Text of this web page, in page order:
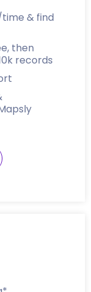
& find
then
records